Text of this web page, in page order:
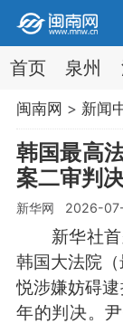
首页 泉州
闽南网 > 新闻
韩国最高
案二审判
新华网 2026-
新华社首
韩国大法院
悦涉嫌妨碍
年的判决。